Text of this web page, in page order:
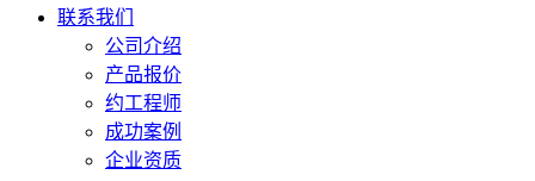
联系我们
公司介绍
产品报价
约工程师
成功案例
企业资质